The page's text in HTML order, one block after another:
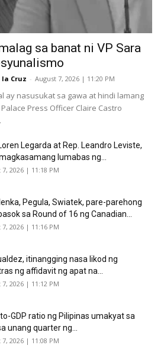
sa banat ni VP Sara
la Cruz - August 7, 2026 | 11:20 PM
ay nasusukat sa gawa at hindi lamang
Press Officer Claire Castro
Legarda at Rep. Leandro Leviste,
lumabas ng...
7, 2026 | 11:18 PM
Pegula, Swiatek, pare-parehong
sa Round of 16 ng Canadian...
7, 2026 | 11:16 PM
itinangging nasa likod ng
ng affidavit ng apat na...
7, 2026 | 11:12 PM
GDP ratio ng Pilipinas umakyat sa
unang quarter ng...
7, 2026 | 11:08 PM